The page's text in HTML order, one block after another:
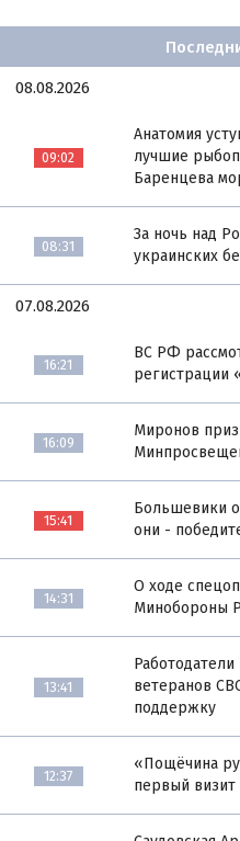
08.08.2026
09:02
Анатомия
лучшие
Баренцева
08:31
За ночь над
украинских
07.08.2026
16:21
ВС РФ
регистрации
16:09
Миронов
15:41
Большевики
они -
14:31
О ходе
Минобороны
13:41
ветеранов
поддержку
12:37
«Пощёчина
первый